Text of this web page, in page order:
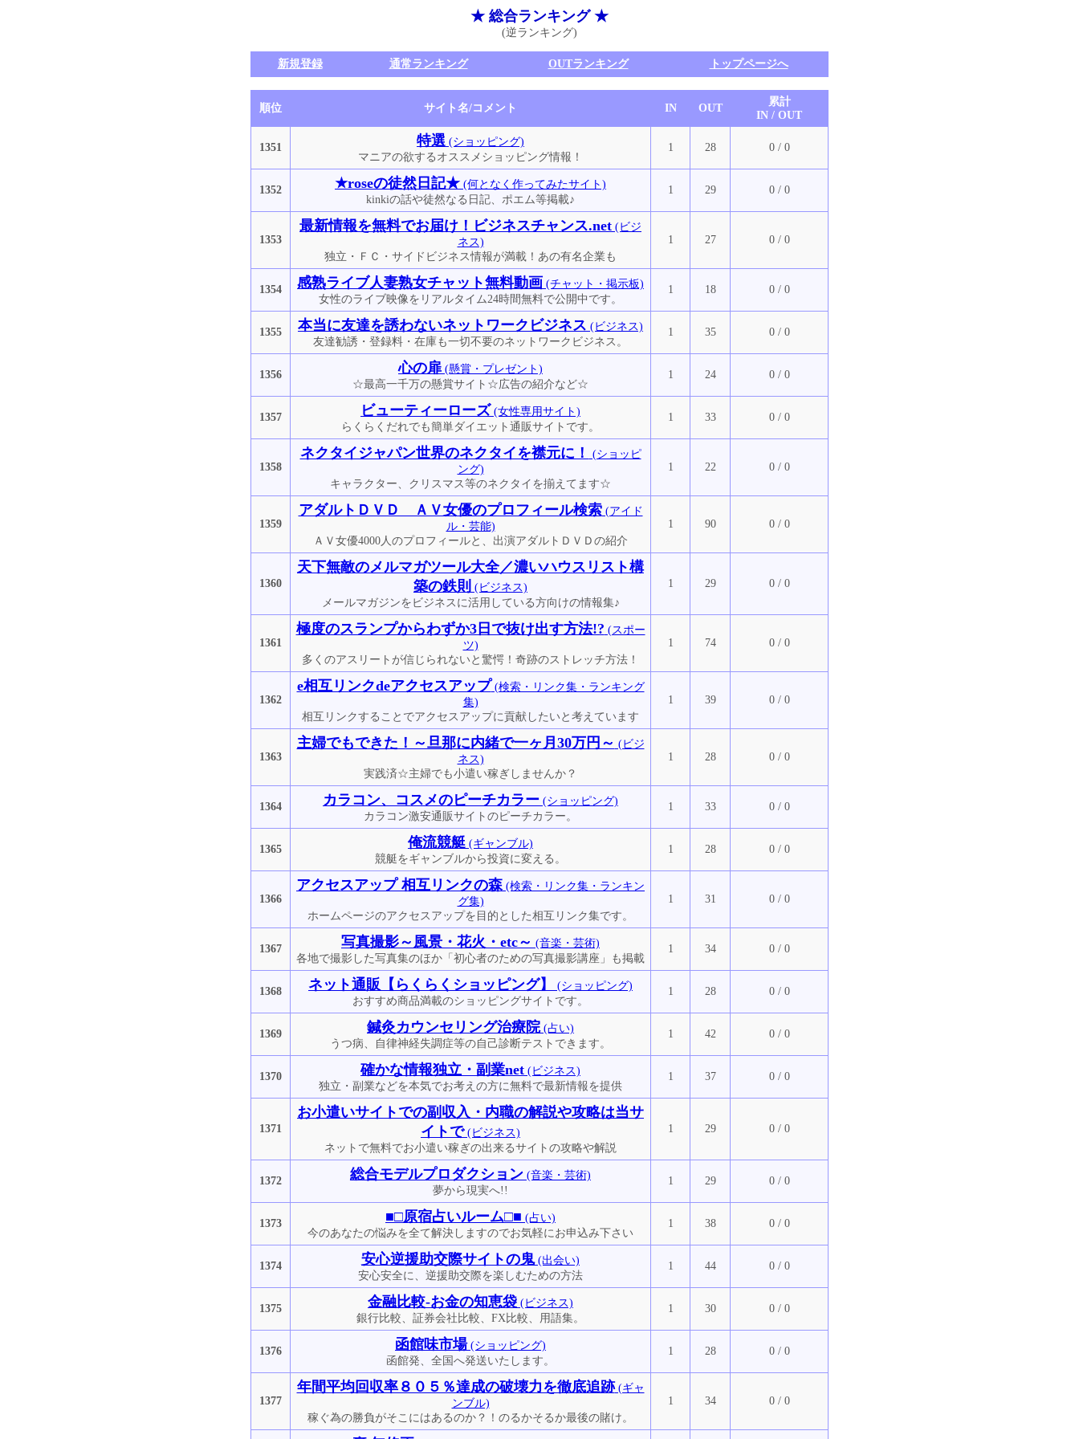
★ 総合ランキング ★
(逆ランキング)
新規登録 通常ランキング OUTランキング トップページへ
順位 サイト名/コメント IN OUT
累計
IN / OUT
1351 特選 (ショッピング)
マニアの欲するオススメショッピング情報！
1 28 0 / 0
1352 ★roseの徒然日記★ (何となく作ってみたサイト)
kinkiの話や徒然なる日記、ポエム等掲載♪
1 29 0 / 0
1353
最新情報を無料でお届け！ビジネスチャンス.net (ビジ
ネス)
独立・ＦＣ・サイドビジネス情報が満載！あの有名企業も
1 27 0 / 0
1354 感熟ライブ人妻熟女チャット無料動画 (チャット・掲示板)
女性のライブ映像をリアルタイム24時間無料で公開中です。
1 18 0 / 0
1355 本当に友達を誘わないネットワークビジネス (ビジネス)
友達勧誘・登録料・在庫も一切不要のネットワークビジネス。
1 35 0 / 0
1356 心の扉 (懸賞・プレゼント)
☆最高一千万の懸賞サイト☆広告の紹介など☆
1 24 0 / 0
1357 ビューティーローズ (女性専用サイト)
らくらくだれでも簡単ダイエット通販サイトです。
1 33 0 / 0
1358
ネクタイジャパン世界のネクタイを襟元に！
(ショッピ
ング)
キャラクター、クリスマス等のネクタイを揃えてます☆
1 22 0 / 0
1359
アダルトＤＶＤ ＡＶ女優のプロフィール検索(アイド
ル・芸能)
ＡＶ女優4000人のプロフィールと、出演アダルトＤＶＤの紹介
1 90 0 / 0
1360
天下無敵のメルマガツール大全／濃いハウスリスト構
築の鉄則 (ビジネス)
メールマガジンをビジネスに活用している方向けの情報集♪
1 29 0 / 0
1361
極度のスランプからわずか3日で抜け出す方法!? (スポー
ツ)
多くのアスリートが信じられないと驚愕！奇跡のストレッチ方法！
1 74 0 / 0
1362
e相互リンクdeアクセスアップ (検索・リンク集・ランキング
集)
相互リンクすることでアクセスアップに貢献したいと考えています
1 39 0 / 0
1363
主婦でもできた！～旦那に内緒で一ヶ月30万円～ (ビジ
ネス)
実践済☆主婦でも小遣い稼ぎしませんか？
1 28 0 / 0
1364 カラコン、コスメのピーチカラー (ショッピング)
カラコン激安通販サイトのピーチカラー。
1 33 0 / 0
1365 俺流競艇 (ギャンブル)
競艇をギャンブルから投資に変える。
1 28 0 / 0
1366
アクセスアップ 相互リンクの森(検索・リンク集・ランキン
グ集)
ホームページのアクセスアップを目的とした相互リンク集です。
1 31 0 / 0
1367 写真撮影～風景・花火・etc～ (音楽・芸術)
各地で撮影した写真集のほか「初心者のための写真撮影講座」も掲載
1 34 0 / 0
1368 ネット通販【らくらくショッピング】
(ショッピング)
おすすめ商品満載のショッピングサイトです。
1 28 0 / 0
1369 鍼灸カウンセリング治療院(占い)
うつ病、自律神経失調症等の自己診断テストできます。
1 42 0 / 0
1370 確かな情報独立・副業net (ビジネス)
独立・副業などを本気でお考えの方に無料で最新情報を提供
1 37 0 / 0
1371
お小遣いサイトでの副収入・内職の解説や攻略は当サ
イトで(ビジネス)
ネットで無料でお小遣い稼ぎの出来るサイトの攻略や解説
1 29 0 / 0
1372 総合モデルプロダクション (音楽・芸術)
夢から現実へ!!
1 29 0 / 0
1373 ■□原宿占いルーム□■ (占い)
今のあなたの悩みを全て解決しますのでお気軽にお申込み下さい
1 38 0 / 0
1374 安心逆援助交際サイトの鬼(出会い)
安心安全に、逆援助交際を楽しむための方法
1 44 0 / 0
1375 金融比較-お金の知恵袋 (ビジネス)
銀行比較、証券会社比較、FX比較、用語集。
1 30 0 / 0
1376 函館味市場(ショッピング)
函館発、全国へ発送いたします。
1 28 0 / 0
1377
年間平均回収率８０５％達成の破壊力を徹底追跡(ギャ
ンブル)
稼ぐ為の勝負がそこにはあるのか？！のるかそるか最後の賭け。
1 34 0 / 0